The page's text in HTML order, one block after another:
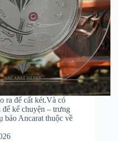
ra để cất két.Và có
kể chuyện – trưng
bảo Ancarat thuộc về